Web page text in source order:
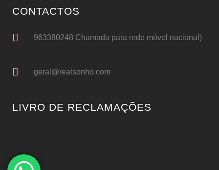
CONTACTOS
963380248 Chamada para rede móvel nacional)
geral@realsonho.com
LIVRO DE RECLAMAÇÕES